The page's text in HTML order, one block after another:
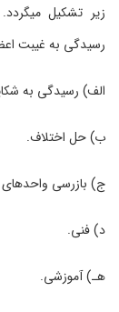
زیر تشکیل
رسیدگی به غیبت
الف) رسیدگی به
ب) حل اختلاف.
ج) بازرسی
د) فنی.
ﻫـ) آموزشی.